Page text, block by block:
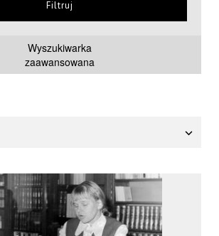
Filtruj
Wyszukiwarka
zaawansowana